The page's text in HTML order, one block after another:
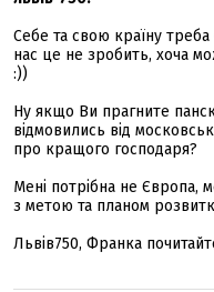
Себе та свою країну
нас це не зробить, хоча
:))
Ну якщо Ви прагните
відмовились від
про кращого господаря?
Мені потрібна не Європа,
з метою та планом
Львів750, Франка